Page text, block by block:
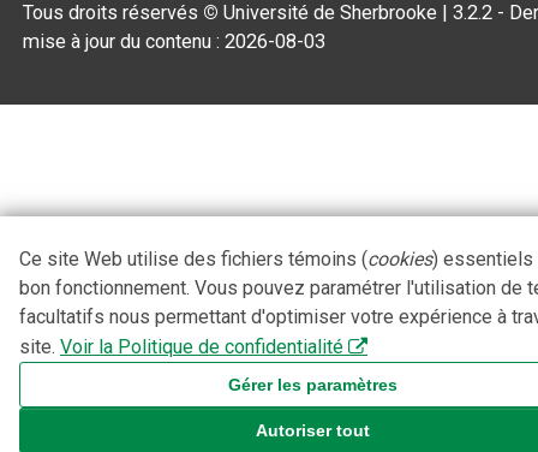
Tous droits réservés © Université de Sherbrooke |3.2.2 -
mise à jour du contenu :2026-08-03
Ce site Web utilise des fichiers témoins (cookies) essentiels
bon fonctionnement. Vous pouvez paramétrer l'utilisation de
facultatifs nous permettant d'optimiser votre expérience à
site. Voir la Politique de confidentialité
Gérer les paramètres
Autoriser tout